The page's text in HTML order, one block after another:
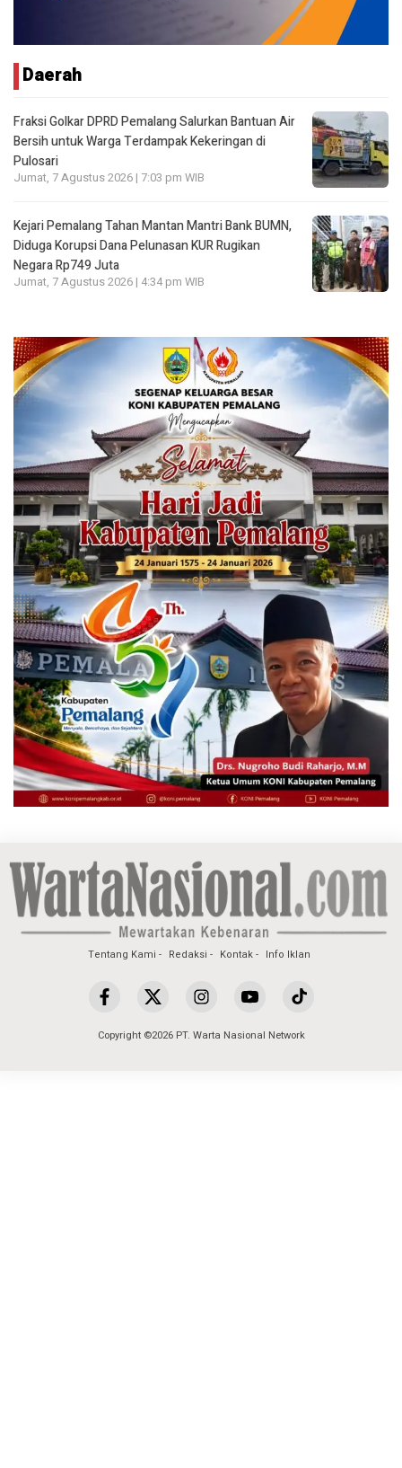
Daerah
Fraksi Golkar DPRD Pemalang Salurkan Bantuan Air
Bersih untuk Warga Terdampak Kekeringan di
Pulosari
Jumat, 7 Agustus 2026 | 7:03 pm WIB
Kejari Pemalang Tahan Mantan Mantri Bank BUMN,
Diduga Korupsi Dana Pelunasan KUR Rugikan
Negara Rp749 Juta
Jumat, 7 Agustus 2026 | 4:34 pm WIB
Tentang Kami Redaksi Kontak Info Iklan
Copyright ©2026 PT. Warta Nasional Network